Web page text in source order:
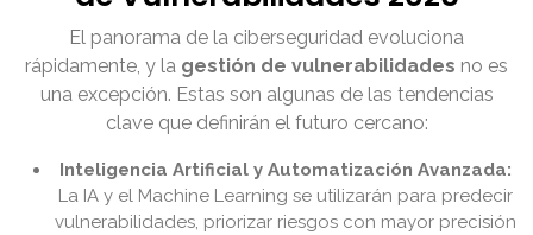
El panorama de la ciberseguridad evoluciona
rápidamente, y la gestión de vulnerabilidades no es
una excepción. Estas son algunas de las tendencias
clave que definirán el futuro cercano:
Inteligencia Artificial y Automatización Avanzada:
La IA y el Machine Learning se utilizarán para predecir
vulnerabilidades, priorizar riesgos con mayor precisión